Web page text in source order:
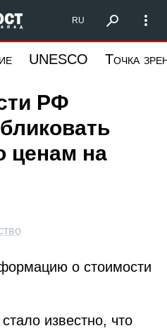
Северо-Запад
RU
UNESCO Точка
РФ
ценам на
о стоимости
известно, что